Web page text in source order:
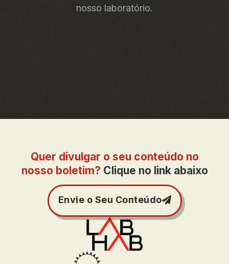
nosso laboratório.
Quer divulgar o seu conteúdo no
nosso boletim? Clique no link abaixo
Envie o Seu Conteúdo